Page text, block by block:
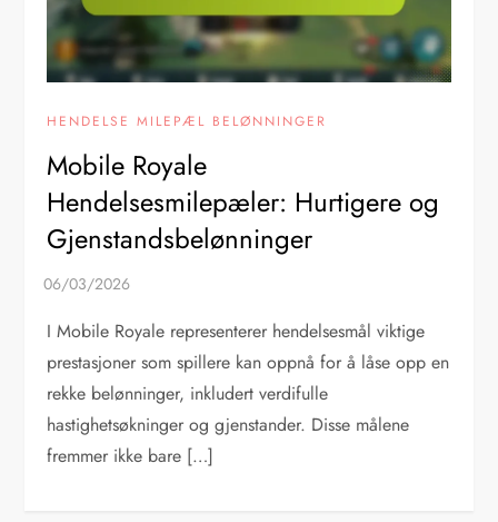
HENDELSE MILEPÆL BELØNNINGER
Mobile Royale
Hendelsesmilepæler: Hurtigere og
Gjenstandsbelønninger
I Mobile Royale representerer hendelsesmål viktige
prestasjoner som spillere kan oppnå for å låse opp en
rekke belønninger, inkludert verdifulle
hastighetsøkninger og gjenstander. Disse målene
fremmer ikke bare […]